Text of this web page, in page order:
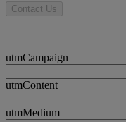
Contact Us
utmCampaign
utmContent
utmMedium